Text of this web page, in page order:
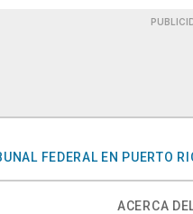
FEDERAL EN PUERTO
ACERCA